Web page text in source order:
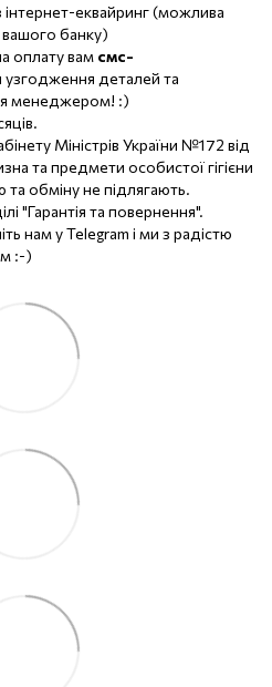
інтернет-еквайринг (можлива
банку)
оплату вам смс-
узгодження деталей та
менеджером! :)
Міністрів України №172 від
та предмети особистої гігієни
обміну не підлягають.
"Гарантія та повернення".
нам у Telegram і ми з радістю
:-)